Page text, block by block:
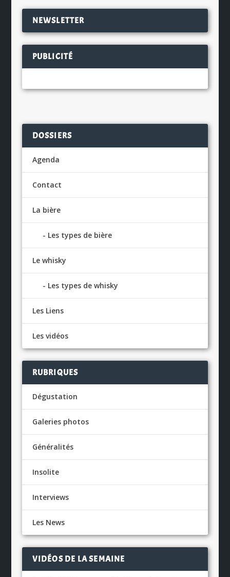
NEWSLETTER
PUBLICITÉ
DOSSIERS
Agenda
Contact
La bière
Les types de bière
Le whisky
Les types de whisky
Les Liens
Les vidéos
RUBRIQUES
Dégustation
Galeries photos
Généralités
Insolite
Interviews
Les News
VIDÉOS DE LA SEMAINE